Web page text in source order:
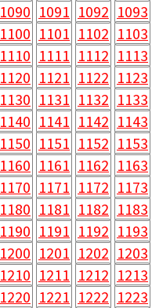
1090 1091 1092 1093
1100 1101 1102 1103
1110 1111 1112 1113
1120 1121 1122 1123
1130 1131 1132 1133
1140 1141 1142 1143
1150 1151 1152 1153
1160 1161 1162 1163
1170 1171 1172 1173
1180 1181 1182 1183
1190 1191 1192 1193
1200 1201 1202 1203
1210 1211 1212 1213
1220 1221 1222 1223